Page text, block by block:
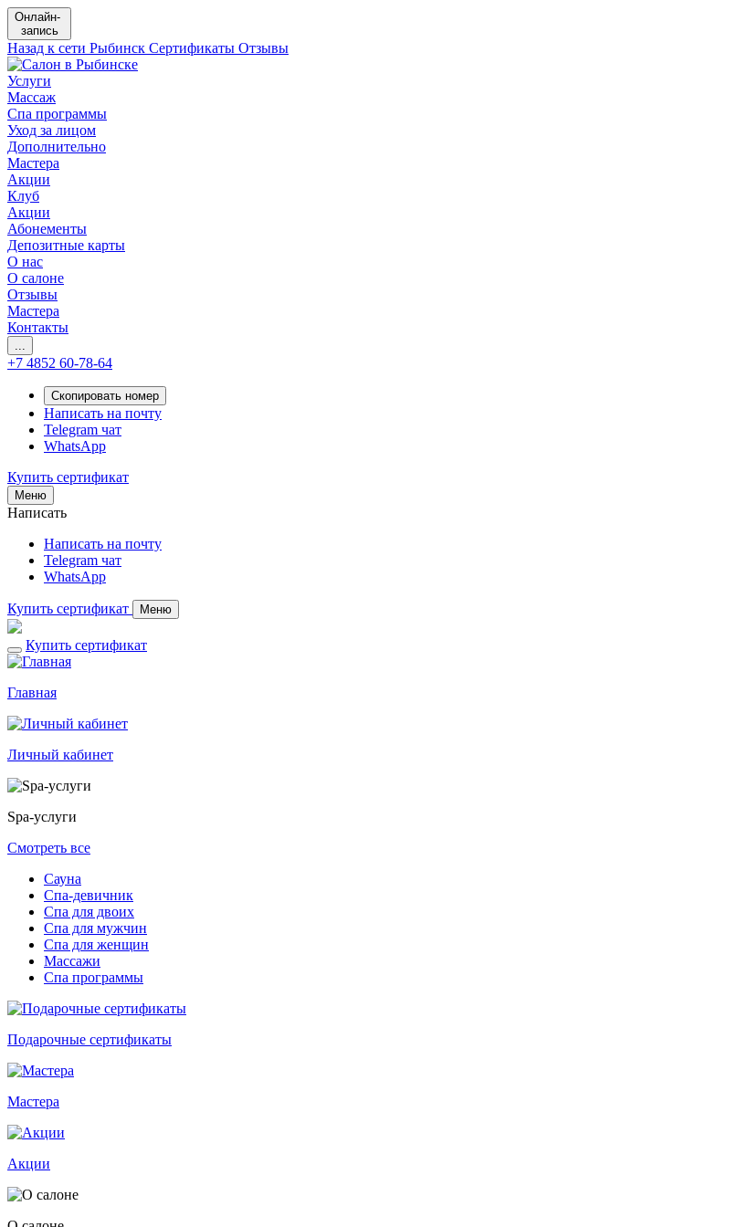
Онлайн-
запись
Назад к сети Рыбинск Сертификаты Отзывы
Услуги
Массаж
Спа программы
Уход за лицом
Дополнительно
Мастера
Акции
Клуб
Акции
Абонементы
Депозитные карты
О нас
О салоне
Отзывы
Мастера
Контакты
...
+7 4852 60-78-64
Скопировать номер
Написать на почту
Telegram чат
WhatsApp
Купить сертификат
Меню
Написать
Написать на почту
Telegram чат
WhatsApp
Купить сертификат Меню
Купить сертификат
Главная
Личный кабинет
Spa-услуги
Смотреть все
Сауна
Спа-девичник
Спа для двоих
Спа для мужчин
Спа для женщин
Массажи
Спа программы
Подарочные сертификаты
Мастера
Акции